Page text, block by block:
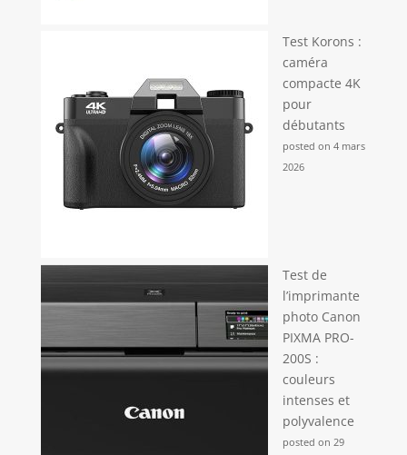
Test Korons :
caméra
compacte 4K
pour
débutants
posted on 4 mars
2026
Test de
l’imprimante
photo Canon
PIXMA PRO-
200S :
couleurs
intenses et
polyvalence
posted on 29